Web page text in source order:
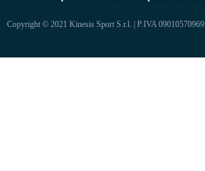
Copyright © 2021 Kinesis Sport S.r.l. | P.IVA 09010570969 |